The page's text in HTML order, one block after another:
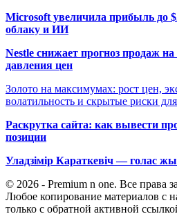
Microsoft увеличила прибыль до
облаку и ИИ
Nestle снижает прогноз продаж на
давления цен
Золото на максимумах: рост цен,
волатильность и скрытые риски
Раскрутка сайта: как вывести
позиции
Уладзімір Караткевіч — голас
© 2026 - Premium n one. Все права
Любое копирование материалов с
только с обратной активной